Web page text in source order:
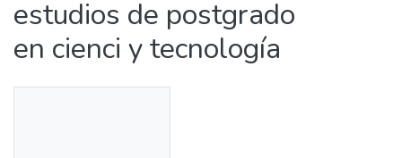
estudios de postgrado
en cienci y tecnología